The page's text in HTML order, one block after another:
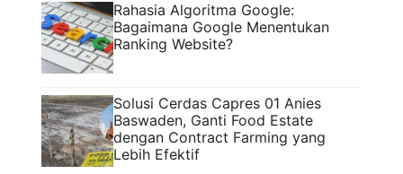
Rahasia Algoritma Google:
Bagaimana Google Menentukan
Ranking Website?
Solusi Cerdas Capres 01 Anies
Baswaden, Ganti Food Estate
dengan Contract Farming yang
Lebih Efektif